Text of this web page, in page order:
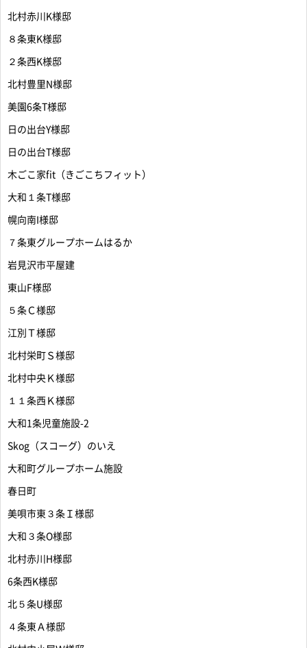
北村赤川K様邸
８条東K様邸
２条西K様邸
北村豊里N様邸
美園6条T様邸
日の出台Y様邸
日の出台T様邸
木ごこ家fit（きごこちフィット）
大和１条T様邸
幌向南I様邸
７条東グループホームはるか
岩見沢市平屋建
東山F様邸
５条Ｃ様邸
江別Ｔ様邸
北村栄町Ｓ様邸
北村中央Ｋ様邸
１１条西Ｋ様邸
大和1条児童施設-2
Skog（スコーグ）のいえ
大和町グループホーム施設
春日町
美唄市東３条Ｉ様邸
大和３条O様邸
北村赤川H様邸
6条西K様邸
北５条U様邸
４条東Ａ様邸